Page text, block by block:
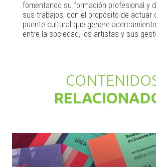
fomentando su formación profesional y
sus trabajos, con el propósito de actuar
puente cultural que genere
entre la sociedad, los artistas y sus